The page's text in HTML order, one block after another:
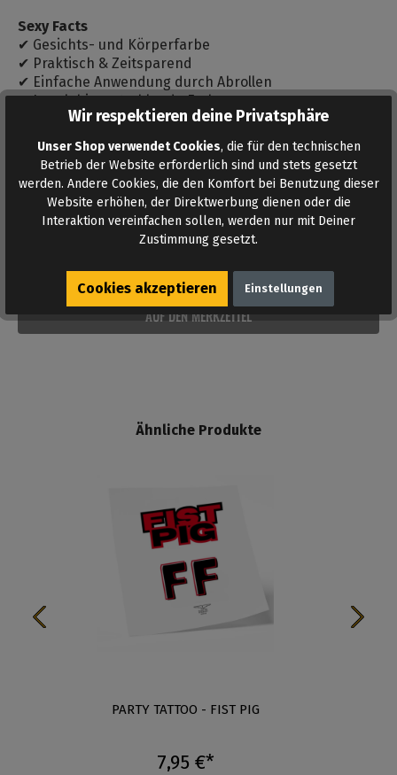
AUF DEN MERKZETTEL
Sexy Facts
✔ Gesichts- und Körperfarbe
✔ Praktisch & Zeitsparend
✔ Einfache Anwendung durch Abrollen
✔ Langlebige, strahlende Farben
Weiteres steht unter Gay Pride Event Stuff
Bewertungen
Bewertungen lesen, schreiben und diskutieren...
Mehr lesen
Ähnliche Produkte
PARTY TATTOO - FIST PIG
7,95 €*
Wir respektieren deine Privatsphäre
Unser Shop verwendet Cookies, die für den technischen
Betrieb der Website erforderlich sind und stets gesetzt
werden. Andere Cookies, die den Komfort bei Benutzung dieser
Website erhöhen, der Direktwerbung dienen oder die
Interaktion vereinfachen sollen, werden nur mit Deiner
Zustimmung gesetzt.
Cookies akzeptieren Einstellungen